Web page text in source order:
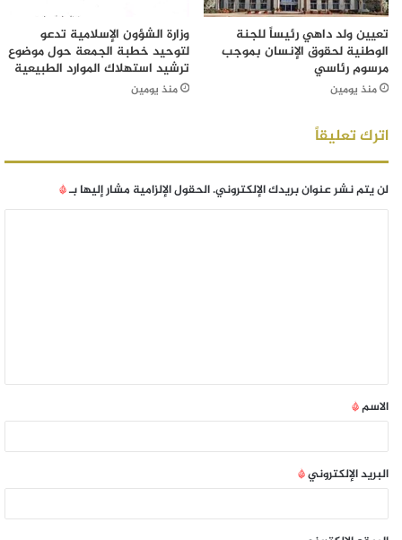
تعيين ولد داهي رئيساً للجنة
الوطنية لحقوق الإنسان بموجب
مرسوم رئاسي
منذ يومين
وزارة الشؤون الإسلامية تدعو
لتوحيد خطبة الجمعة حول موضوع
ترشيد استهلاك الموارد الطبيعية
منذ يومين
اترك تعليقاً
لن يتم نشر عنوان بريدك الإلكتروني.الحقول الإلزامية مشار إليها بـ*
الاسم*
البريد الإلكتروني*